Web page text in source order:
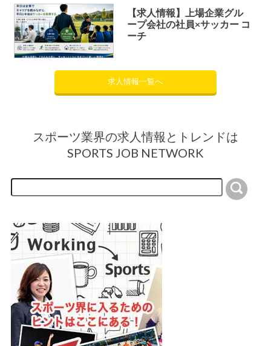
【求人情報】上場企業グル
ープ会社の社員×サッカー コ
ーチ
求人情報一覧へ
スポーツ業界の求人情報とトレンドは
SPORTS JOB NETWORK